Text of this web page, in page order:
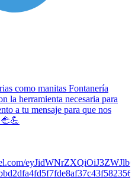
como manitas Fontanería
la herramienta necesaria para
a tu mensaje para que nos